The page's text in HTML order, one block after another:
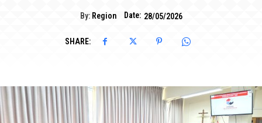
By: Region Date: 28/05/2026
SHARE: